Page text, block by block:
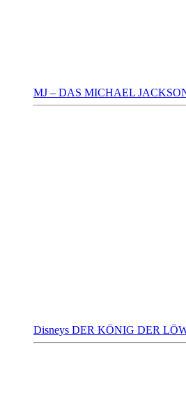
MJ – DAS MICHAEL
Disneys DER KÖNIG DER